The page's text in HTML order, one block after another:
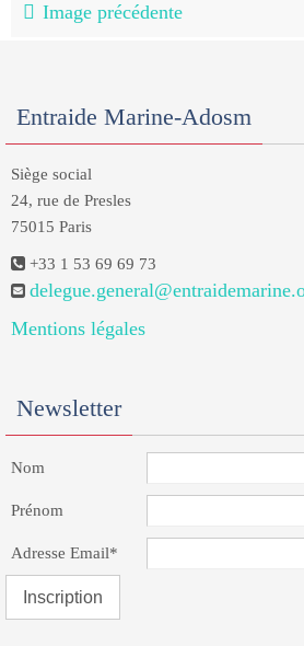
Image précédente
Entraide Marine-Adosm
Siège social
24, rue de Presles
75015 Paris
+33 1 53 69 69 73
Mentions légales
Newsletter
Nom
Prénom
Adresse Email*